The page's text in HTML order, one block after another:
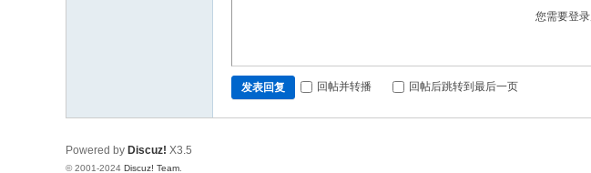
您需要登
发表回复 回帖并转播 回帖后跳转到最后一页
Powered by Discuz! X3.5
© 2001-2024 Discuz! Team